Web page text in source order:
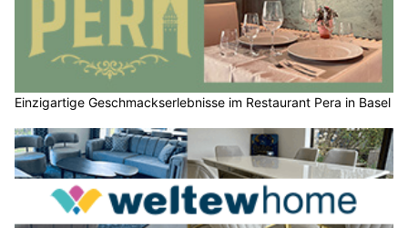
Einzigartige Geschmackserlebnisse im Restaurant Pera in Basel